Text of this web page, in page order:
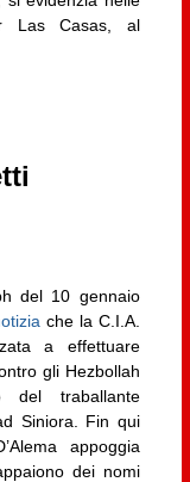
Las Casas, al
del 10 gennaio
che la C.I.A.
a effettuare
gli Hezbollah
del traballante
Siniora. Fin qui
appoggia
dei nomi